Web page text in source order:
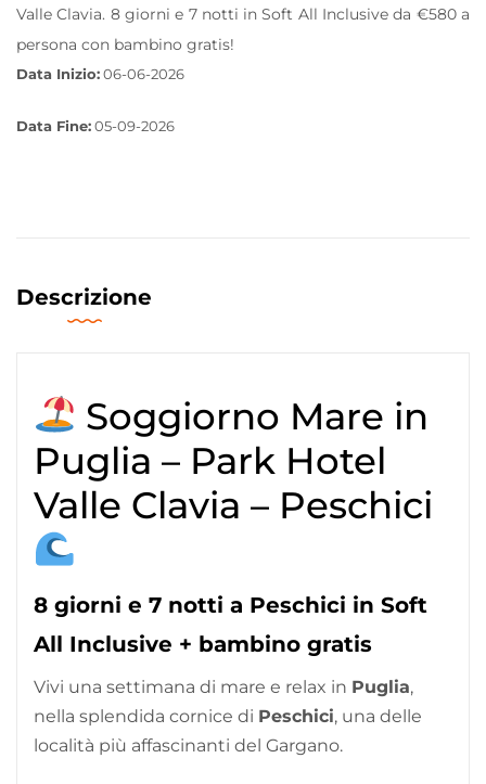
Valle Clavia. 8 giorni e 7 notti in Soft All Inclusive da €580 a
persona con bambino gratis!
Data Inizio: 06-06-2026
Data Fine: 05-09-2026
Descrizione
Soggiorno Mare in
Puglia – Park Hotel
Valle Clavia – Peschici
8 giorni e 7 notti a Peschici in Soft
All Inclusive + bambino gratis
Vivi una settimana di mare e relax in Puglia,
nella splendida cornice di Peschici, una delle
località più affascinanti del Gargano.